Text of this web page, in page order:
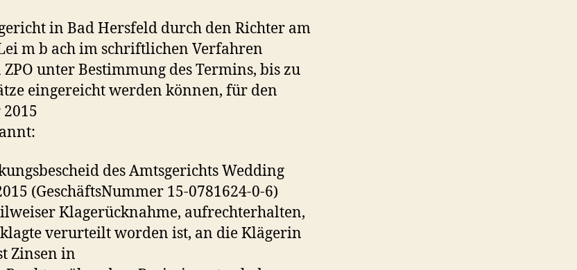
in Bad Hersfeld durch den Richter am
m b ach im schriftlichen Verfahren
ZPO unter Bestimmung des Termins, bis zu
eingereicht werden können, für den
des Amtsgerichts Wedding
(GeschäftsNummer 15-0781624-0-6)
Klagerücknahme, aufrechterhalten,
verurteilt worden ist, an die Klägerin
Zinsen in